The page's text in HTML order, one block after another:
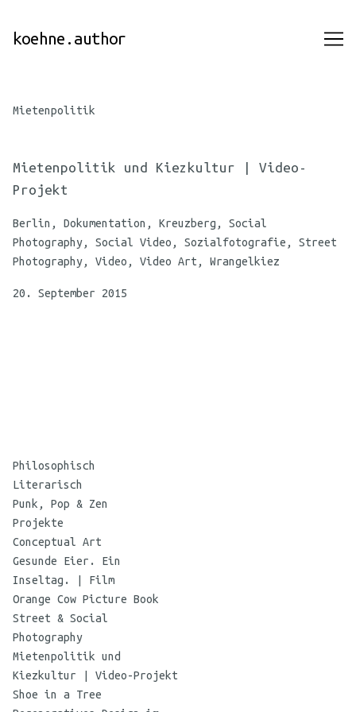
Content
koehne.author
Mietenpolitik
Mietenpolitik und Kiezkultur | Video-
Projekt
Berlin, Dokumentation, Kreuzberg, Social
Photography, Social Video, Sozialfotografie, Street
Photography, Video, Video Art, Wrangelkiez
20. September 2015
Koehne
Philosophisch
Literarisch
Punk, Pop & Zen
Projekte
Conceptual Art
Gesunde Eier. Ein
Inseltag. | Film
Orange Cow Picture Book
Street & Social
Photography
Mietenpolitik und
Kiezkultur | Video-Projekt
Shoe in a Tree